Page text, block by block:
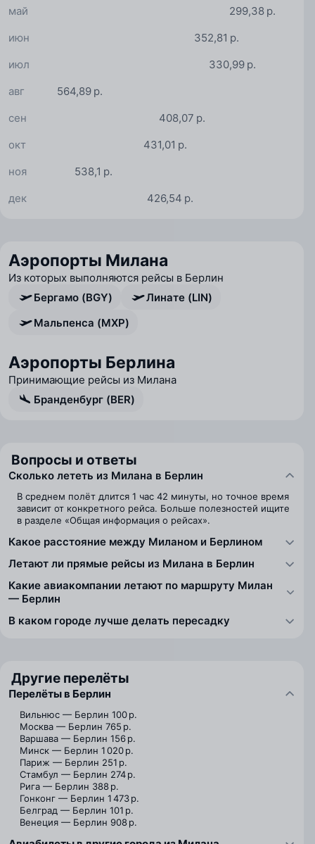
299,38 р.
май
352,81 р.
июн
330,99 р.
июл
564,89 р.
авг
408,07 р.
сен
431,01 р.
окт
538,1 р.
ноя
426,54 р.
дек
Аэропорты Милана
Из которых выполняются рейсы в Берлин
Бергамо (BGY)
Линате (LIN)
Мальпенса (MXP)
Аэропорты Берлина
Принимающие рейсы из Милана
Бранденбург (BER)
Вопросы и ответы
Сколько лететь из Милана в Берлин
В среднем полёт длится 1 час 42 минуты, но точное время
зависит от конкретного рейса. Больше полезностей ищите
в разделе «Общая информация о рейсах».
Какое расстояние между Миланом и Берлином
Летают ли прямые рейсы из Милана в Берлин
Какие авиакомпании летают по маршруту Милан
— Берлин
В каком городе лучше делать пересадку
Другие перелёты
Перелёты в Берлин
Вильнюс — Берлин 100 р.
Москва — Берлин 765 р.
Варшава — Берлин 156 р.
Минск — Берлин 1 020 р.
Париж — Берлин 251 р.
Стамбул — Берлин 274 р.
Рига — Берлин 388 р.
Гонконг — Берлин 1 473 р.
Белград — Берлин 101 р.
Венеция — Берлин 908 р.